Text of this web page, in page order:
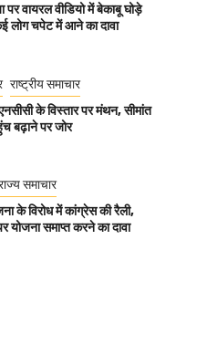
पर वायरल वीडियो में बेकाबू घोड़े
चपेट में आने का दावा
राष्ट्रीय समाचार
के विस्तार पर मंथन, सीमांत
बढ़ाने पर जोर
समाचार
के विरोध में कांग्रेस की रैली,
योजना समाप्त करने का दावा